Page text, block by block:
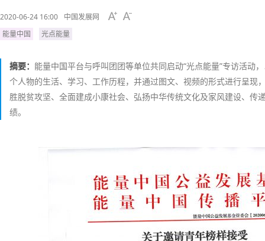
2020-06-24 16:00
中国发展网
能量中国
光点能量
摘要： 能量中国平台与呼叫团团等单位共同启动“光点能量”专访活动
个人物的生活、学习、工作历程，并通过图文、视频的形式进行呈现
胜脱贫攻坚、全面建成小康社会、弘扬中华传统文化及家风建设、传
绩。